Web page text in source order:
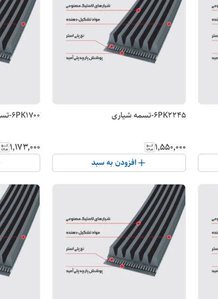
6PK2245-تسمه شیاری
۱٬۵۵۰٬۰۰۰
افزودن به سبد
6PK1700-تسمه شیاری
۱٬۱۷۳٬۰۰۰